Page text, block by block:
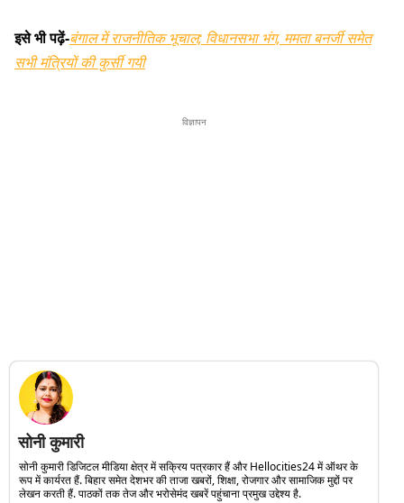
इसे भी पढ़ें-बंगाल में राजनीतिक भूचाल; विधानसभा भंग, ममता बनर्जी समेत
सभी मंत्रियों की कुर्सी गयी
विज्ञापन
सोनी कुमारी
सोनी कुमारी डिजिटल मीडिया क्षेत्र में सक्रिय पत्रकार हैं और Hellocities24 में ऑथर के
रूप में कार्यरत हैं. बिहार समेत देशभर की ताजा खबरों, शिक्षा, रोजगार और सामाजिक मुद्दों पर
लेखन करती हैं. पाठकों तक तेज और भरोसेमंद खबरें पहुंचाना प्रमुख उद्देश्य है.